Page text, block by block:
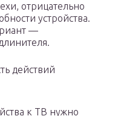
отрицательно
устройства.
—
действий
к ТВ нужно